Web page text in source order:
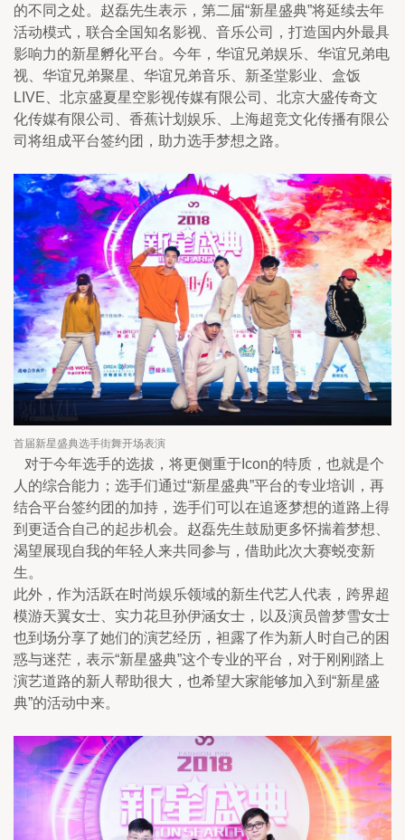
的不同之处。赵磊先生表示，第二届“新星盛典”将延续去年
活动模式，联合全国知名影视、音乐公司，打造国内外最具
影响力的新星孵化平台。今年，华谊兄弟娱乐、华谊兄弟电
视、华谊兄弟聚星、华谊兄弟音乐、新圣堂影业、盒饭
LIVE、北京盛夏星空影视传媒有限公司、北京大盛传奇文
化传媒有限公司、香蕉计划娱乐、上海超竞文化传播有限公
司将组成平台签约团，助力选手梦想之路。
首届新星盛典选手街舞开场表演
对于今年选手的选拔，将更侧重于Icon的特质，也就是个
人的综合能力；选手们通过“新星盛典”平台的专业培训，再
结合平台签约团的加持，选手们可以在追逐梦想的道路上得
到更适合自己的起步机会。赵磊先生鼓励更多怀揣着梦想、
渴望展现自我的年轻人来共同参与，借助此次大赛蜕变新
生。
此外，作为活跃在时尚娱乐领域的新生代艺人代表，跨界超
模游天翼女士、实力花旦孙伊涵女士，以及演员曾梦雪女士
也到场分享了她们的演艺经历，袒露了作为新人时自己的困
惑与迷茫，表示“新星盛典”这个专业的平台，对于刚刚踏上
演艺道路的新人帮助很大，也希望大家能够加入到“新星盛
典”的活动中来。